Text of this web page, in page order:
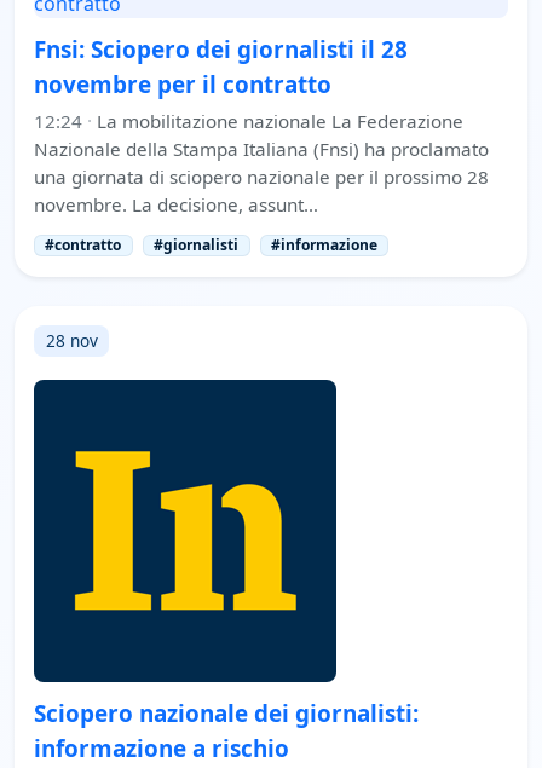
Fnsi: Sciopero dei giornalisti il 28
novembre per il contratto
12:24 · La mobilitazione nazionale La Federazione
Nazionale della Stampa Italiana (Fnsi) ha proclamato
una giornata di sciopero nazionale per il prossimo 28
novembre. La decisione, assunt…
#contratto #giornalisti #informazione
28 nov
Sciopero nazionale dei giornalisti:
informazione a rischio